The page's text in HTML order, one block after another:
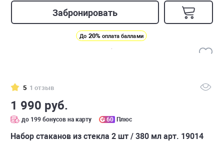
Забронировать
До 20% оплата баллами
5 1 отзыв
1 990 руб.
до 199 бонусов на карту 60 Плюс
Набор стаканов из стекла 2 шт / 380 мл арт. 19014